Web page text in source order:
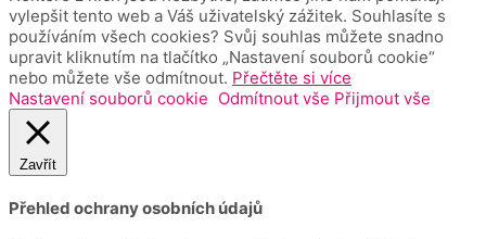
vylepšit tento web a Váš uživatelský zážitek. Souhlasíte s
používáním všech cookies? Svůj souhlas můžete snadno
upravit kliknutím na tlačítko „Nastavení souborů cookie“
nebo můžete vše odmítnout. Přečtěte si více
Nastavení souborů cookie Odmítnout vše Přijmout vše
Zavřít
Přehled ochrany osobních údajů